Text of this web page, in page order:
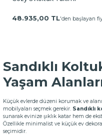
48.935,00 TL'den başlayan
Sandıklı
Yaşam
Küçük evlerde düzeni korumak ve
mobilyaları seçmek gerekir. Sandıklı
sunarak evinize şıklık katar hem de
Özellikle minimalist ve küçük ev
seçimidir.